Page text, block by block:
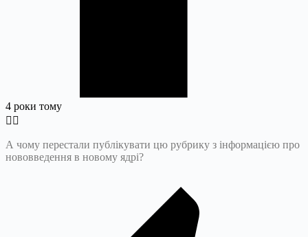
4 роки тому
А чому перестали публікувати цю рубрику з інформацією про
нововведення в новому ядрі?